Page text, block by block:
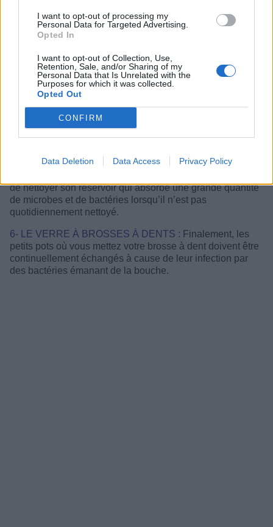
I want to opt-out of processing my
Personal Data for Targeted Advertising.
Opted In
I want to opt-out of Collection, Use,
Retention, Sale, and/or Sharing of my
Personal Data that Is Unrelated with the
Purposes for which it was collected.
Opted Out
CONFIRM
Data Deletion Data Access Privacy Policy
5- LE RÉSERVOIR DE LA MACHINE À CAFÉ :Si vous
de nettoyer son réservoir qui absorbe une grande quantité
de microbes et de bactéries lorsqu’il n’est pas
quotidiennement nettoyé.
6- LE VERRE À BROSSES À DENTS : Finalement, les
petits pots où vous mettez votre brosse à dent doivent être
continuellement échangés à cause de leur infection par
des bactéries émanant de la bouche.